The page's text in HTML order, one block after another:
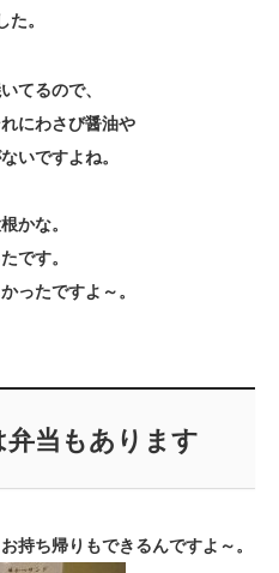
。
てるので、
にわさび醤油や
いですよね。
かな。
です。
ったですよ～。
当もあります
持ち帰りもできるんですよ～。